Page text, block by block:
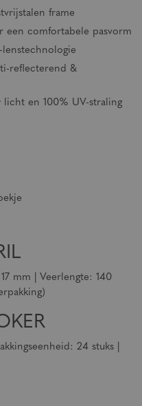
frame
een comfortabele pasvorm
reflecterend &
licht en 100% UV-straling
mm | Veerlengte: 140
24 stuks |